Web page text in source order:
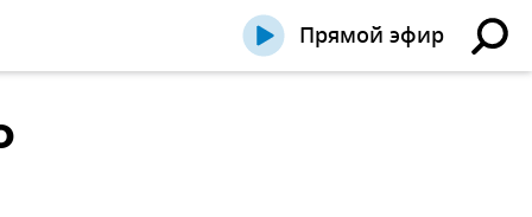
Прямой эфир